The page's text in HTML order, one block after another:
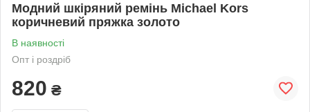
Модний шкіряний ремінь Michael Kors
коричневий пряжка золото
В наявності
Опт і роздріб
820 ₴